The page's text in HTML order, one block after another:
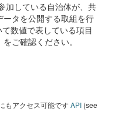
加している自治体が、共
タを公開する取組を行
数値で表している項目
ご確認ください。
もアクセス可能ですAPI (see